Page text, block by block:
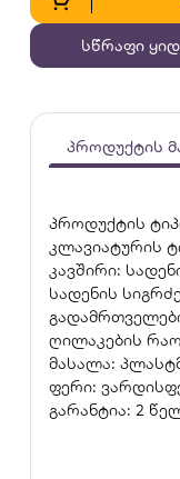
სწრაფი
პროდუქტის
პროდუქტის
კლავიატურის
კავშირი:
სადენის
ღილაკების
მასალა:
ფერი:
გარანტია: 2